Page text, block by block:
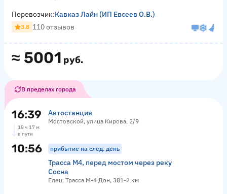
≈ 5001 руб.
Перевозчик:Кавказ Лайн (ИП Евсеев О.В.)
3.8 110 отзывов
В пределах города
16:39 Автостанция
Мостовской, улица Кирова, 2/9
18 ч 17 м
в пути
10:56 прибытие на след. день
Трасса М4, перед мостом через реку
Сосна
Елец, Трасса М-4 Дон, 381-й км